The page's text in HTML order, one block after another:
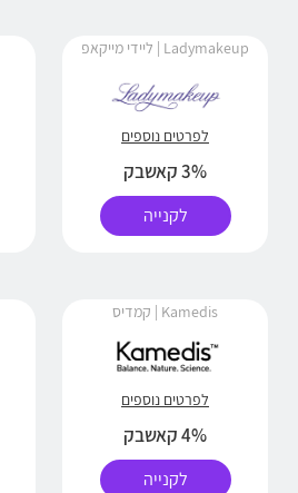
Ladymakeup | ליידי מייקאפ
לפרטים נוספים
3% קאשבק
לקנייה
Kamedis | קמדיס
לפרטים נוספים
4% קאשבק
לקנייה